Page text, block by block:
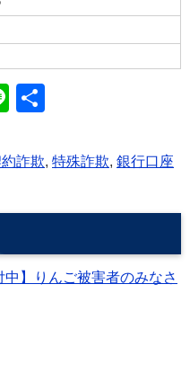
Li
e詐欺, 特殊詐欺, 銀行口座
中】りんご被害者のみなさ